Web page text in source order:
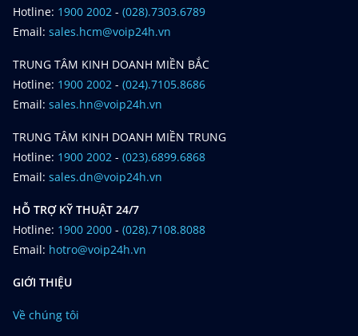
Hotline: 1900 2002 - (028).7303.6789
Email: sales.hcm@voip24h.vn
TRUNG TÂM KINH DOANH MIỀN BẮC
Hotline: 1900 2002 - (024).7105.8686
Email: sales.hn@voip24h.vn
TRUNG TÂM KINH DOANH MIỀN TRUNG
Hotline: 1900 2002 - (023).6899.6868
Email: sales.dn@voip24h.vn
HỖ TRỢ KỸ THUẬT 24/7
Hotline: 1900 2000 - (028).7108.8088
Email: hotro@voip24h.vn
GIỚI THIỆU
Về chúng tôi